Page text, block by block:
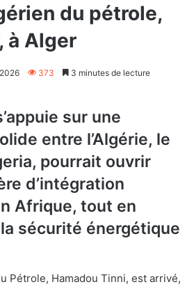
du pétrole,
à Alger
373 3 minutes de lecture
sur une
entre l’Algérie, le
pourrait ouvrir
d’intégration
Afrique, tout en
sécurité énergétique
Pétrole, Hamadou Tinni, est arrivé,